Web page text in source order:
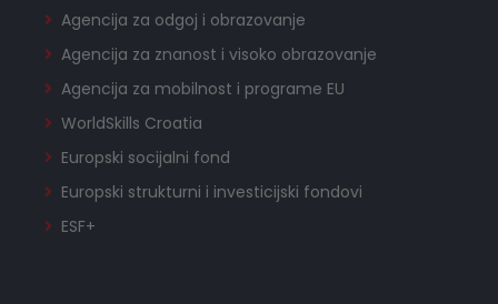
Agencija za odgoj i obrazovanje
Agencija za znanost i visoko obrazovanje
Agencija za mobilnost i programe EU
WorldSkills Croatia
Europski socijalni fond
Europski strukturni i investicijski fondovi
ESF+